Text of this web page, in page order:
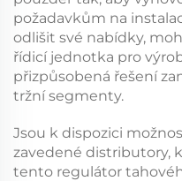
požadavkům na
odlišit své nabídky,
řídicí jednotka pro
přizpůsobená řešení
tržní segmenty.
Jsou k dispozici
zavedené distributory,
tento regulátor